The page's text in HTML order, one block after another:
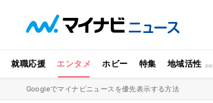
就職応援 エンタメ ホビー 特集 地域活性
Googleでマイナビニュースを優先表示する方法